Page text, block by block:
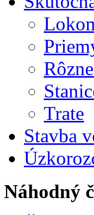
Trate
Stavba
Náhodný